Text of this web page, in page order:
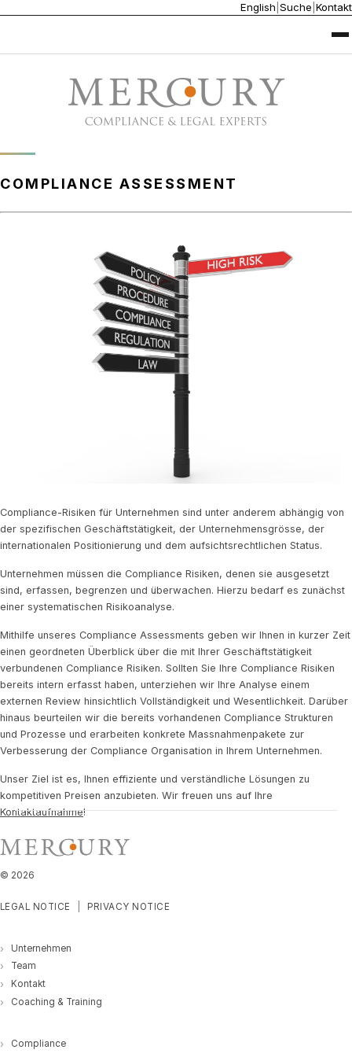
English Suche Kontakt
COMPLIANCE ASSESSMENT
Compliance-Risiken für Unternehmen sind unter anderem abhängig von
der spezifischen Geschäftstätigkeit, der Unternehmensgrösse, der
internationalen Positionierung und dem aufsichtsrechtlichen Status.
Unternehmen müssen die Compliance Risiken, denen sie ausgesetzt
sind, erfassen, begrenzen und überwachen. Hierzu bedarf es zunächst
einer systematischen Risikoanalyse.
Mithilfe unseres Compliance Assessments geben wir Ihnen in kurzer Zeit
einen geordneten Überblick über die mit Ihrer Geschäftstätigkeit
verbundenen Compliance Risiken. Sollten Sie Ihre Compliance Risiken
bereits intern erfasst haben, unterziehen wir Ihre Analyse einem
externen Review hinsichtlich Vollständigkeit und Wesentlichkeit. Darüber
hinaus beurteilen wir die bereits vorhandenen Compliance Strukturen
und Prozesse und erarbeiten konkrete Massnahmenpakete zur
Verbesserung der Compliance Organisation in Ihrem Unternehmen.
Unser Ziel ist es, Ihnen effiziente und verständliche Lösungen zu
kompetitiven Preisen anzubieten. Wir freuen uns auf Ihre
Kontaktaufnahme!
© 2026
LEGAL NOTICE PRIVACY NOTICE
Unternehmen
Team
Kontakt
Coaching & Training
Compliance